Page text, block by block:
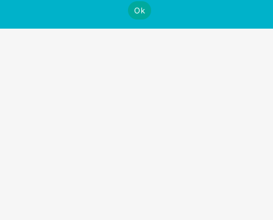
Une peau plus jeune
Un meilleur contrôle de votre vie
Ok